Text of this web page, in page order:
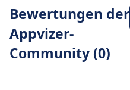
Bewertungen der
Appvizer-
Community (0)